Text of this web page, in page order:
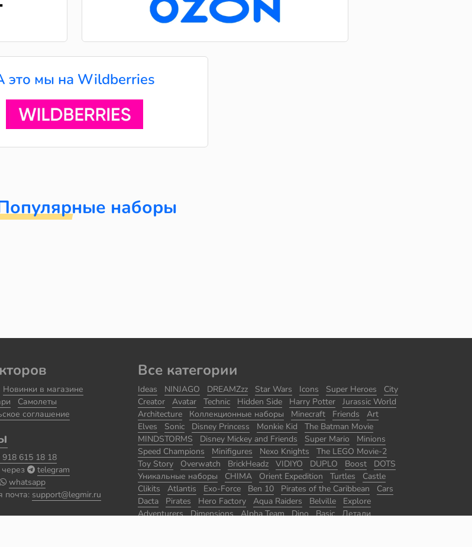
это мы на Wildberries
наборы
Новинки в магазине
Самолеты
соглашение
918 615 18 18
telegram
whatsapp
почта: support@legmir.ru
Все категории
Ideas NINJAGO DREAMZzz Star Wars Icons Super Heroes
City
Creator
Avatar Technic Hidden Side Harry Potter
Jurassic World
Architecture
Коллекционные наборы Minecraft Friends
Art
Elves
Sonic Disney Princess Monkie Kid
The Batman Movie
MINDSTORMS
Disney Mickey and Friends Super Mario
Minions
Speed Champions
Minifigures Nexo Knights
The LEGO Movie-2
Toy Story
Overwatch BrickHeadz VIDIYO DUPLO Boost
DOTS
Уникальные наборы
CHIMA Orient Expedition Turtles
Castle
Clikits
Atlantis Exo-Force Ben 10 Pirates of the Caribbean
Cars
Dacta
Pirates Hero Factory Aqua Raiders Belville
Explore
Adventurers
Dimensions Alpha Team Dino Basic
Детали